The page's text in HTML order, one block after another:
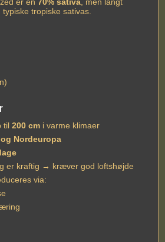
er en 70% sativa, men langt
tropiske sativas.
til 200 cmi varme klimaer
Nordeuropa
er kraftig → kræver god loftshøjde
via: